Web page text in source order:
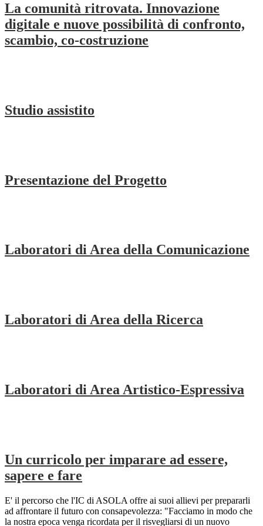
La comunità ritrovata. Innovazione
digitale e nuove possibilità di confronto,
scambio, co-costruzione
Studio assistito
Presentazione del Progetto
Laboratori di Area della Comunicazione
Laboratori di Area della Ricerca
Laboratori di Area Artistico-Espressiva
Un curricolo per imparare ad essere,
sapere e fare
E' il percorso che l'IC di ASOLA offre ai suoi allievi per prepararli
ad affrontare il futuro con consapevolezza: "Facciamo in modo che
la nostra epoca venga ricordata per il risvegliarsi di un nuovo